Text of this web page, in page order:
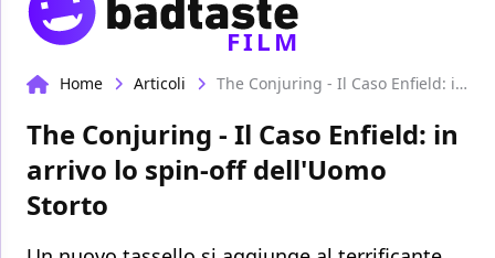
FILM
Home Articoli The Conjuring - Il Caso Enfield: in arrivo lo spin-off dell'Uomo Storto
The Conjuring - Il Caso Enfield: in
arrivo lo spin-off dell'Uomo
Storto